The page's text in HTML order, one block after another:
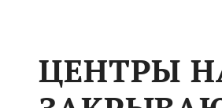
ЦЕНТРЫ